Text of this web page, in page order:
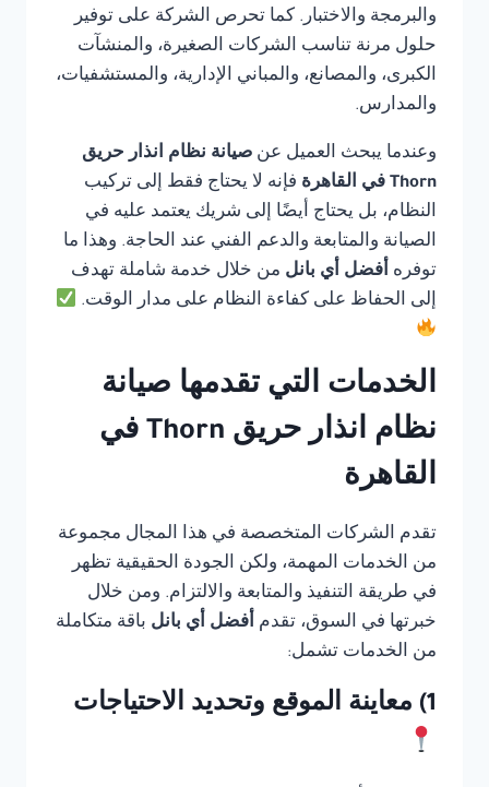
والبرمجة والاختبار. كما تحرص الشركة على توفير
حلول مرنة تناسب الشركات الصغيرة، والمنشآت
الكبرى، والمصانع، والمباني الإدارية، والمستشفيات،
والمدارس.
وعندما يبحث العميل عن صيانة نظام انذار حريق
Thorn في القاهرة
فإنه لا يحتاج فقط إلى تركيب
النظام، بل يحتاج أيضًا إلى شريك يعتمد عليه في
الصيانة والمتابعة والدعم الفني عند الحاجة. وهذا ما
توفره أفضل أي بانل من خلال خدمة شاملة تهدف
إلى الحفاظ على كفاءة النظام على مدار الوقت.
الخدمات التي تقدمها صيانة
نظام انذار حريق Thorn في
القاهرة
تقدم الشركات المتخصصة في هذا المجال مجموعة
من الخدمات المهمة، ولكن الجودة الحقيقية تظهر
في طريقة التنفيذ والمتابعة والالتزام. ومن خلال
خبرتها في السوق، تقدم أفضل أي بانل باقة متكاملة
من الخدمات تشمل:
1) معاينة الموقع وتحديد الاحتياجات